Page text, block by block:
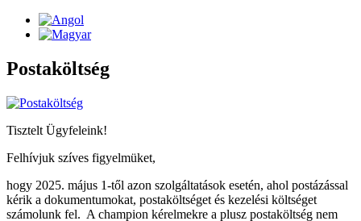
Postaköltség
Tisztelt Ügyfeleink!
Felhívjuk szíves figyelmüket,
hogy 2025. május 1-től azon szolgáltatások esetén, ahol postázással
kérik a dokumentumokat, postaköltséget és kezelési költséget
számolunk fel. A champion kérelmekre a plusz postaköltség nem